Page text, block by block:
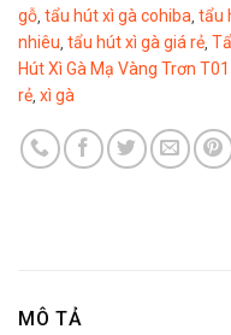
gỗ tẩu hút xì gà cohiba tẩu
nhiêu tẩu hút xì gà giá rẻ
Hút Xì Gà Mạ Vàng Trơn
rẻ xì gà
MÔ TẢ